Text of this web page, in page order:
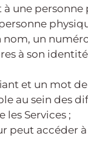
une
un
à son
et un mot de
au sein des
les Services ;
peut accéder